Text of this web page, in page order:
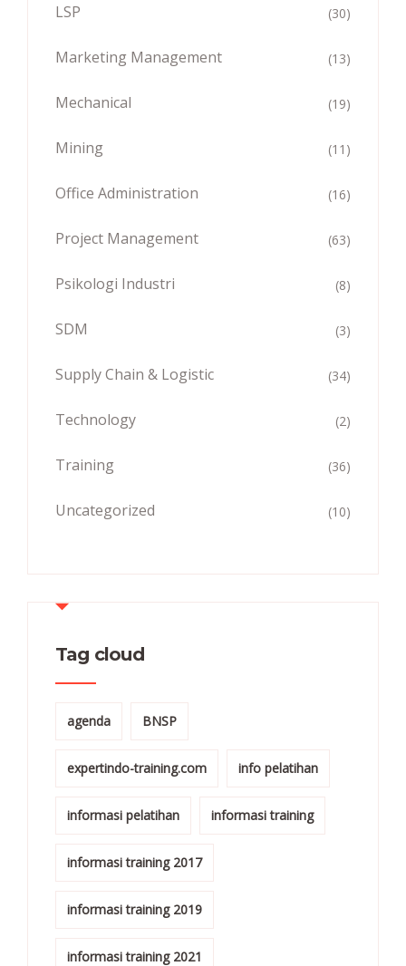
LSP (30)
Marketing Management (13)
Mechanical (19)
Mining (11)
Office Administration (16)
Project Management (63)
Psikologi Industri (8)
SDM (3)
Supply Chain & Logistic (34)
Technology (2)
Training (36)
Uncategorized (10)
Tag cloud
agenda BNSP
expertindo-training.com info pelatihan
informasi pelatihan informasi training
informasi training 2017
informasi training 2019
informasi training 2021